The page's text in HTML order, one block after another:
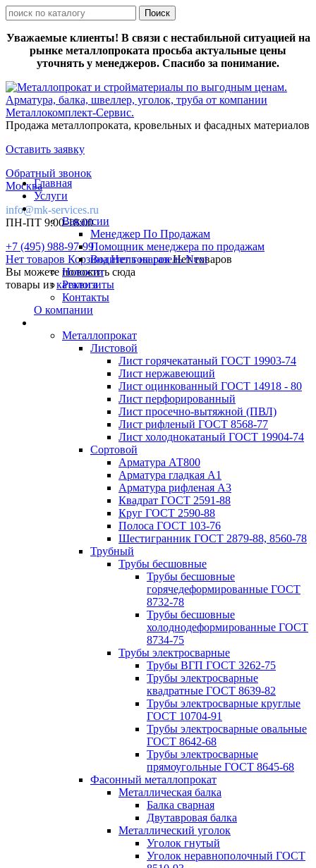
Уважаемые клиенты! В связи с нестабильной ситуацией на
рынке металлопроката просьба актуальные цены
уточнять у менеджеров. Спасибо за понимание.
Продажа металлопроката, кровельных и фасадных материалов
Оставить заявку
Обратный звонок
Москва
info@mk-services.ru
ПН-ПТ 9:00-18:00
+7 (495) 988-97-99
Нет товаров КорзинаНет товаровНет товаров
Вы можете положить сюда
товары изкаталога
Главная
Услуги
Вакансии
Менеджер По Продажам
Помощник менеджера по продажам
Водитель на газель Next
Новости
Реквизиты
Контакты
О компании
Металлопрокат
Листовой
Лист горячекатаный ГОСТ 19903-74
Лист нержавеющий
Лист оцинкованный ГОСТ 14918 - 80
Лист перфорированный
Лист просечно-вытяжной (ПВЛ)
Лист рифленый ГОСТ 8568-77
Лист холоднокатаный ГОСТ 19904-74
Сортовой
Арматура АТ800
Арматура гладкая А1
Арматура рифленая А3
Квадрат ГОСТ 2591-88
Круг ГОСТ 2590-88
Полоса ГОСТ 103-76
Шестигранник ГОСТ 2879-88, 8560-78
Трубный
Трубы бесшовные
Трубы бесшовные
горячедеформированные ГОСТ
8732-78
Трубы бесшовные
холоднодеформированные ГОСТ
8734-75
Трубы электросварные
Трубы ВГП ГОСТ 3262-75
Трубы электросварные
квадратные ГОСТ 8639-82
Трубы электросварные круглые
ГОСТ 10704-91
Трубы электросварные овальные
ГОСТ 8642-68
Трубы электросварные
прямоугольные ГОСТ 8645-68
Фасонный металлопрокат
Металлическая балка
Балка сварная
Двутавровая балка
Металлический уголок
Уголок гнутый
Уголок неравнополочный ГОСТ